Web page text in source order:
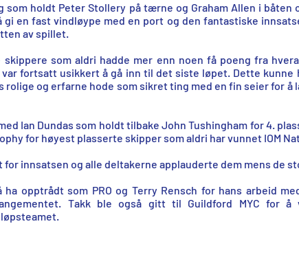
holdt Peter Stollery på tærne og Graham Allen i båten
en fast vindløype med en port og den fantastiske
av spillet.
som aldri hadde mer enn noen få poeng fra
fortsatt usikkert å gå inn til det siste løpet. Dette
og erfarne hode som sikret ting med en fin seier for å
Ian Dundas som holdt tilbake John Tushingham for 4.
for høyest plasserte skipper som aldri har vunnet IOM
innsatsen og alle deltakerne applauderte dem mens de
opptrådt som PRO og Terry Rensch for hans arbeid
Takk ble også gitt til Guildford MYC for
løpsteamet.